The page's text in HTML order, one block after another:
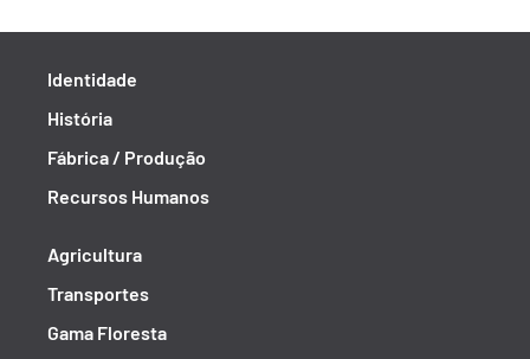
Identidade
História
Fábrica / Produção
Recursos Humanos
Agricultura
Transportes
Gama Floresta